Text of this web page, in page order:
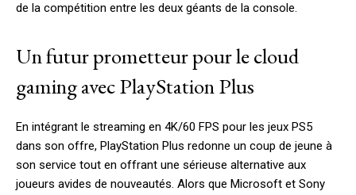
de la compétition entre les deux géants de la console.
Un futur prometteur pour le cloud
gaming avec PlayStation Plus
En intégrant le streaming en 4K/60 FPS pour les jeux PS5
dans son offre, PlayStation Plus redonne un coup de jeune à
son service tout en offrant une sérieuse alternative aux
joueurs avides de nouveautés. Alors que Microsoft et Sony